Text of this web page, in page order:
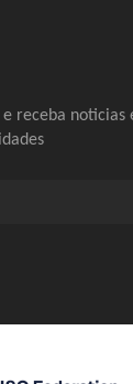
receba noticias